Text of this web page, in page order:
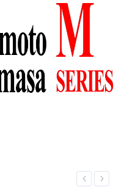
Previous
Next